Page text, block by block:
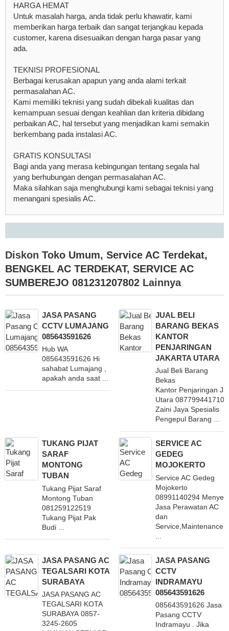
HARGA HEMAT
Untuk masalah harga, anda tidak perlu khawatir, kami
memberikan harga terbaik dan sangat terjangkau kepada
customer, karena disesuaikan dengan harga pasar yang
ada.
TEKNISI PROFESIONAL
Berbagai kerusakan apapun yang anda alami terkait
permasalahan AC.
Kami memiliki teknisi yang sudah dibekali kualitas dan
kemampuan sesuai dengan keahlian dan kriteria dibidang
perbaikan AC, hal tersebut yang menjadikan kami semakin
berkembang pada instalasi AC.
GRATIS KONSULTASI
Bagi anda yang merasa kebingungan tentang segala hal
yang berhubungan dengan permasalahan AC.
Maka silahkan saja menghubungi kami sebagai teknisi yang
menangani spesialis AC.
Diskon Toko Umum, Service AC Terdekat,
BENGKEL AC TERDEKAT, SERVICE AC
SUMBEREJO 081231207802 Lainnya
JASA PASANG
CCTV LUMAJANG
085643591626
Hub WA
085643591626 Hi
sahabat Lumajang ,
apakah anda saat ...
JUAL BELI
BARANG BEKAS
KANTOR
PENJARINGAN
JAKARTA UTARA
Jual Beli Barang
Bekas
Kantor Penjaringan
Utara 087799441710
Zaini Jaya Spesialis
Pengepul Barang ...
TUKANG PIJAT
SARAF
MONTONG
TUBAN
Tukang Pijat Saraf
Montong Tuban
081259122519
Tukang Pijat Pak
Budi ...
SERVICE AC
GEDEG
MOJOKERTO
Service AC Gedeg
Mojokerto
08991140294
Jasa Perawatan AC
dan
Service,Maintenance
JASA PASANG AC
TEGALSARI KOTA
SURABAYA
JASA PASANG AC
TEGALSARI KOTA
SURABAYA 0857-
3245-2605
JASA PASANG
CCTV
INDRAMAYU
085643591626
085643591626 Jasa
Pasang CCTV
Indramayu . Jika